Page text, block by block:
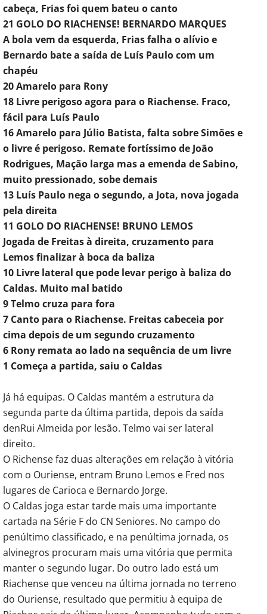
cabeça, Frias foi quem bateu o canto
21 GOLO DO RIACHENSE! BERNARDO MARQUES
A bola vem da esquerda, Frias falha o alívio e
Bernardo bate a saída de Luís Paulo com um
chapéu
20 Amarelo para Rony
18 Livre perigoso agora para o Riachense. Fraco,
fácil para Luís Paulo
16 Amarelo para Júlio Batista, falta sobre Simões e
o livre é perigoso. Remate fortíssimo de João
Rodrigues, Mação larga mas a emenda de Sabino,
muito pressionado, sobe demais
13 Luís Paulo nega o segundo, a Jota, nova jogada
pela direita
11 GOLO DO RIACHENSE! BRUNO LEMOS
Jogada de Freitas à direita, cruzamento para
Lemos finalizar à boca da baliza
10 Livre lateral que pode levar perigo à baliza do
Caldas. Muito mal batido
9 Telmo cruza para fora
7 Canto para o Riachense. Freitas cabeceia por
cima depois de um segundo cruzamento
6 Rony remata ao lado na sequência de um livre
1 Começa a partida, saiu o Caldas
Já há equipas. O Caldas mantém a estrutura da
segunda parte da última partida, depois da saída
denRui Almeida por lesão. Telmo vai ser lateral
direito.
O Richense faz duas alterações em relação à vitória
com o Ouriense, entram Bruno Lemos e Fred nos
lugares de Carioca e Bernardo Jorge.
O Caldas joga estar tarde mais uma importante
cartada na Série F do CN Seniores. No campo do
penúltimo classificado, e na penúltima jornada, os
alvinegros procuram mais uma vitória que permita
manter o segundo lugar. Do outro lado está um
Riachense que venceu na última jornada no terreno
do Ouriense, resultado que permitiu à equipa de